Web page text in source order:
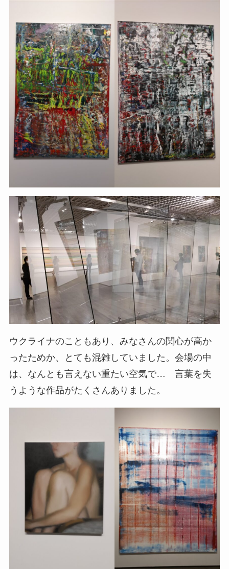
ウクライナのこともあり、みなさんの関心が高か
ったためか、とても混雑していました。会場の中
は、なんとも言えない重たい空気で… 言葉を失
うような作品がたくさんありました。